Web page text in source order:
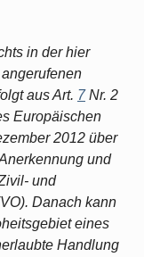
in der hier
aus Art. 7Nr. 2
Europäischen
2012 über
und
und
Danach kann
eines
Handlung